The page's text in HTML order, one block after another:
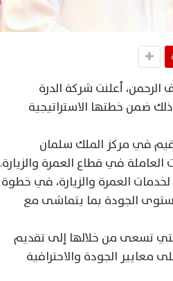
أعلنت شركة الدرة
التعاقد الخاص بموسم العمرة لعام 1448هـ، وذلك ضمن خطتها الاستراتيجية
في مركز الملك سلمان
في قطاع العمرة والزيارة.
العمرة والزيارة، في خطوة
الجودة بما يتماشى مع
تسعى من خلالها إلى تقديم
معايير الجودة والاحترافية